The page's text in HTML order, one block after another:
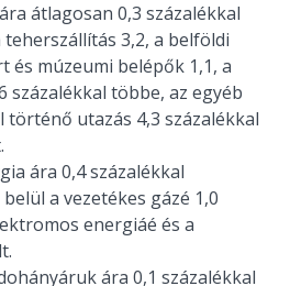
átlagosan 0,3 százalékkal
3,2, a belföldi
és múzeumi belépők 1,1, a
százalékkal többe, az egyéb
történő utazás 4,3 százalékkal
ára 0,4 százalékkal
a vezetékes gázé 1,0
energiáé és a
ára 0,1 százalékkal